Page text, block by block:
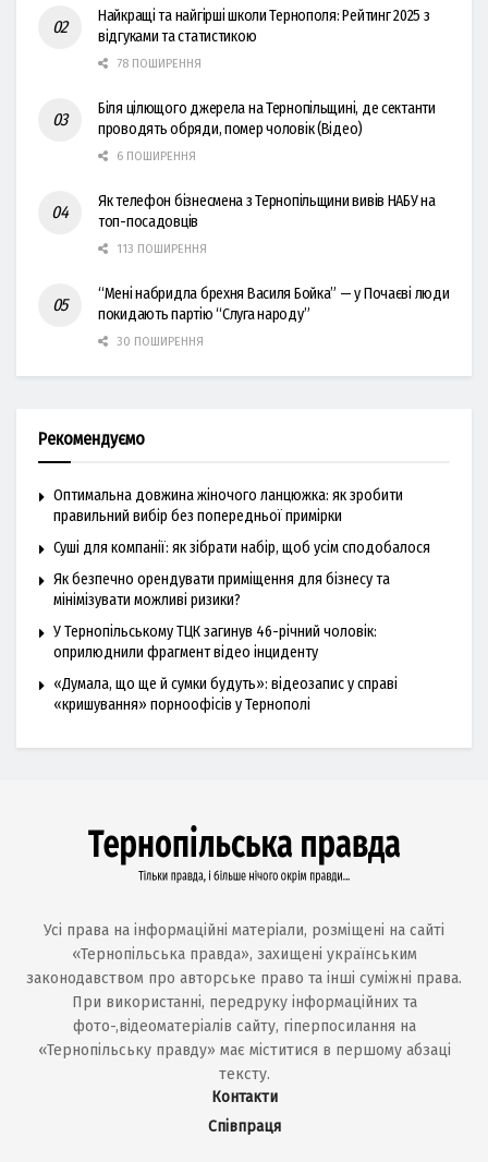
Найкращі та найгірші школи Тернополя: Рейтинг 2025 з
відгуками та статистикою
78 ПОШИРЕННЯ
Біля цілющого джерела на Тернопільщині, де сектанти
проводять обряди, помер чоловік (Відео)
6 ПОШИРЕННЯ
Як телефон бізнесмена з Тернопільщини вивів НАБУ на
топ-посадовців
113 ПОШИРЕННЯ
“Мені набридла брехня Василя Бойка” — у Почаєві люди
покидають партію “Слуга народу”
30 ПОШИРЕННЯ
Рекомендуємо
Оптимальна довжина жіночого ланцюжка: як зробити
правильний вибір без попередньої примірки
Суші для компанії: як зібрати набір, щоб усім сподобалося
Як безпечно орендувати приміщення для бізнесу та
мінімізувати можливі ризики?
У Тернопільському ТЦК загинув 46-річний чоловік:
оприлюднили фрагмент відео інциденту
«Думала, що ще й сумки будуть»: відеозапис у справі
«кришування» порноофісів у Тернополі
Усі права на інформаційні матеріали, розміщені на сайті
«Тернопільська правда», захищені українським
законодавством про авторське право та інші суміжні права.
При використанні, передруку інформаційних та
фото-,відеоматеріалів сайту, гіперпосилання на
«Тернопільську правду» має міститися в першому абзаці
тексту.
Контакти
Співпраця